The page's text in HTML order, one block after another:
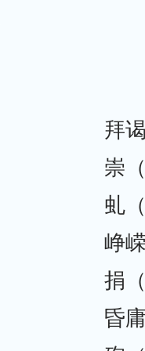
拜
崇
虬
峥
捐
昏